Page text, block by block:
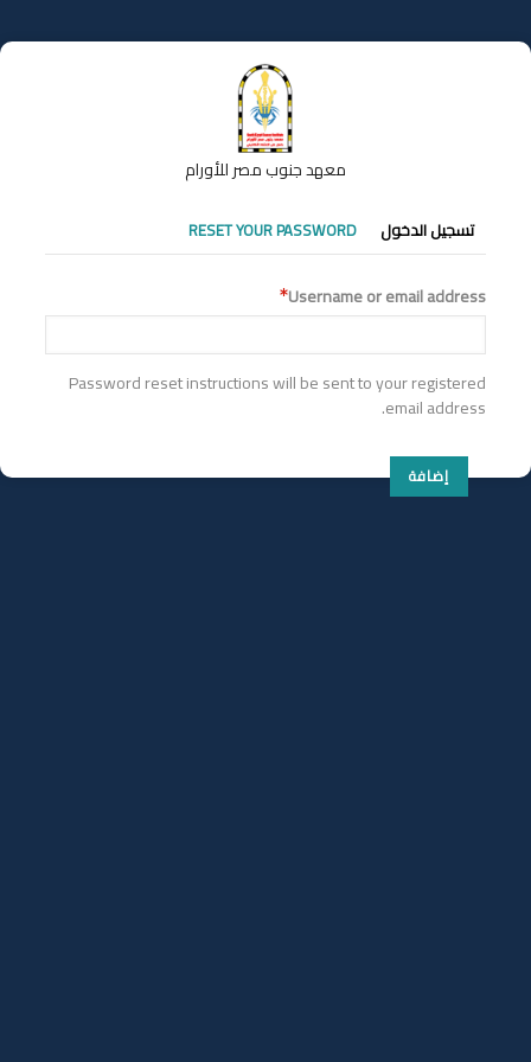
إلى
المحتوى
معهد جنوب مصر للأورام
التبويبات
الأساسية
تسجيل الدخول RESET YOUR PASSWORD
Username or email address
Password reset instructions will be sent to your registered
email address.